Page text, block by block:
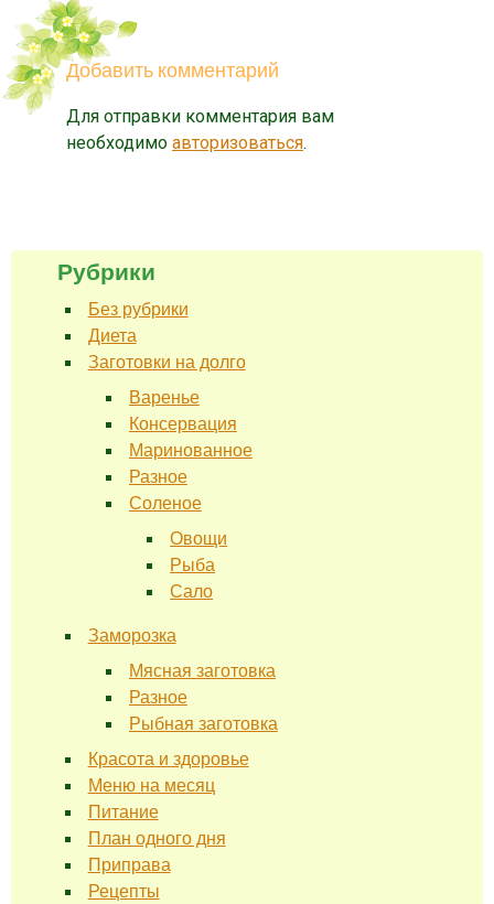
Добавить комментарий
Для отправки комментария вам
необходимо авторизоваться.
Рубрики
Без рубрики
Диета
Заготовки на долго
Варенье
Консервация
Маринованное
Разное
Соленое
Овощи
Рыба
Сало
Заморозка
Мясная заготовка
Разное
Рыбная заготовка
Красота и здоровье
Меню на месяц
Питание
План одного дня
Приправа
Рецепты